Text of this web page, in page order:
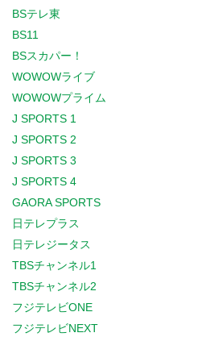
BSテレ東
BS11
BSスカパー！
WOWOWライブ
WOWOWプライム
J SPORTS 1
J SPORTS 2
J SPORTS 3
J SPORTS 4
GAORA SPORTS
日テレプラス
日テレジータス
TBSチャンネル1
TBSチャンネル2
フジテレビONE
フジテレビNEXT